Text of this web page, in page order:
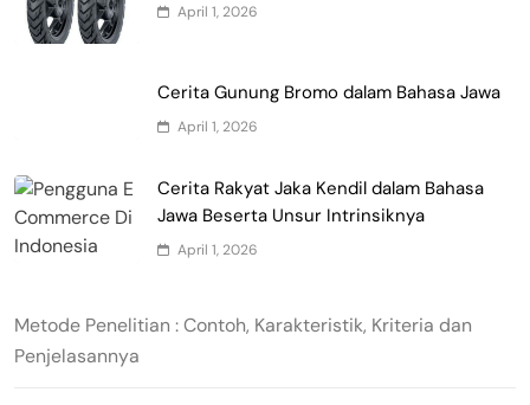
April 1, 2026
Cerita Gunung Bromo dalam Bahasa Jawa
April 1, 2026
Cerita Rakyat Jaka Kendil dalam Bahasa
Jawa Beserta Unsur Intrinsiknya
April 1, 2026
Metode Penelitian : Contoh, Karakteristik, Kriteria dan
Penjelasannya